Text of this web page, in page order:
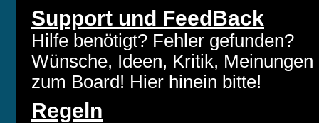
Support und FeedBack
Hilfe benötigt? Fehler gefunden?
Wünsche, Ideen, Kritik, Meinungen
zum Board! Hier hinein bitte!
Regeln